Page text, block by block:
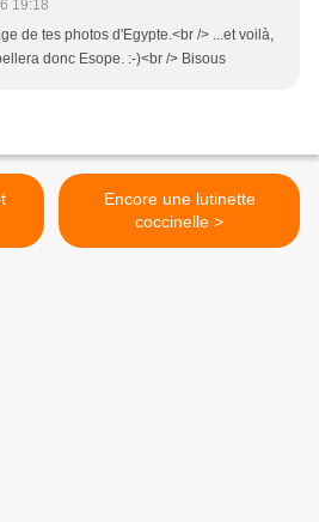
19:18
de tes photos d'Egypte.<br /> ...et voilà,
donc Esope. :-)<br /> Bisous
Encore une lutinette
coccinelle >